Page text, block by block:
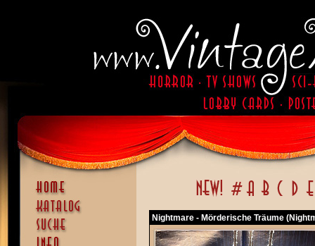
Nightmare - Mörderische Träume